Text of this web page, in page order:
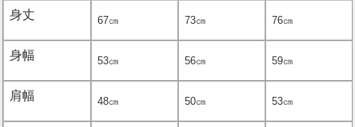
身丈 67㎝ 73㎝ 76㎝
身幅 53㎝ 56㎝ 59㎝
肩幅 48㎝ 50㎝ 53㎝